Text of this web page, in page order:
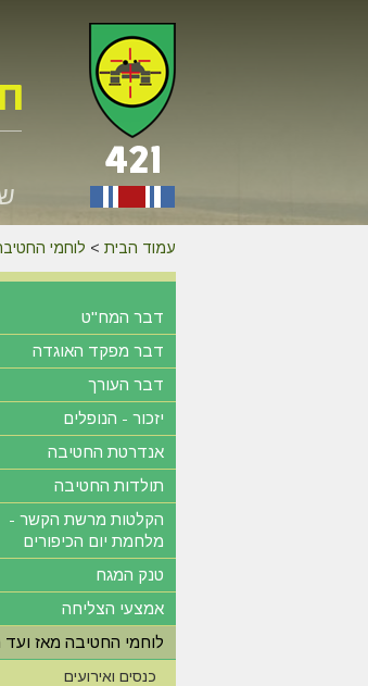
עמוד הבית > לוחמי
דבר המח"ט
דבר מפקד האוגדה
דבר העורך
יזכור - הנופלים
אנדרטת החטיבה
תולדות החטיבה
הקלטות מרשת הקשר -
מלחמת יום הכיפורים
טנק המגח
אמצעי הצליחה
לוחמי החטיבה מאז ועד
כנסים ואירועים